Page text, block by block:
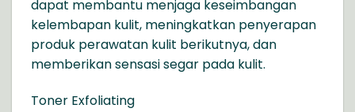
dapat membantu menjaga keseimbangan
kelembapan kulit, meningkatkan penyerapan
produk perawatan kulit berikutnya, dan
memberikan sensasi segar pada kulit.
Toner Exfoliating